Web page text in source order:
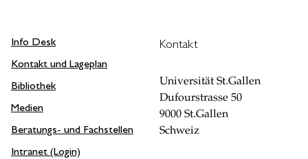
Info Desk
Kontakt und Lageplan
Bibliothek
Medien
Beratungs- und Fachstellen
Intranet (Login)
Kontakt
Universität St.Gallen
Dufourstrasse 50
9000 St.Gallen
Schweiz